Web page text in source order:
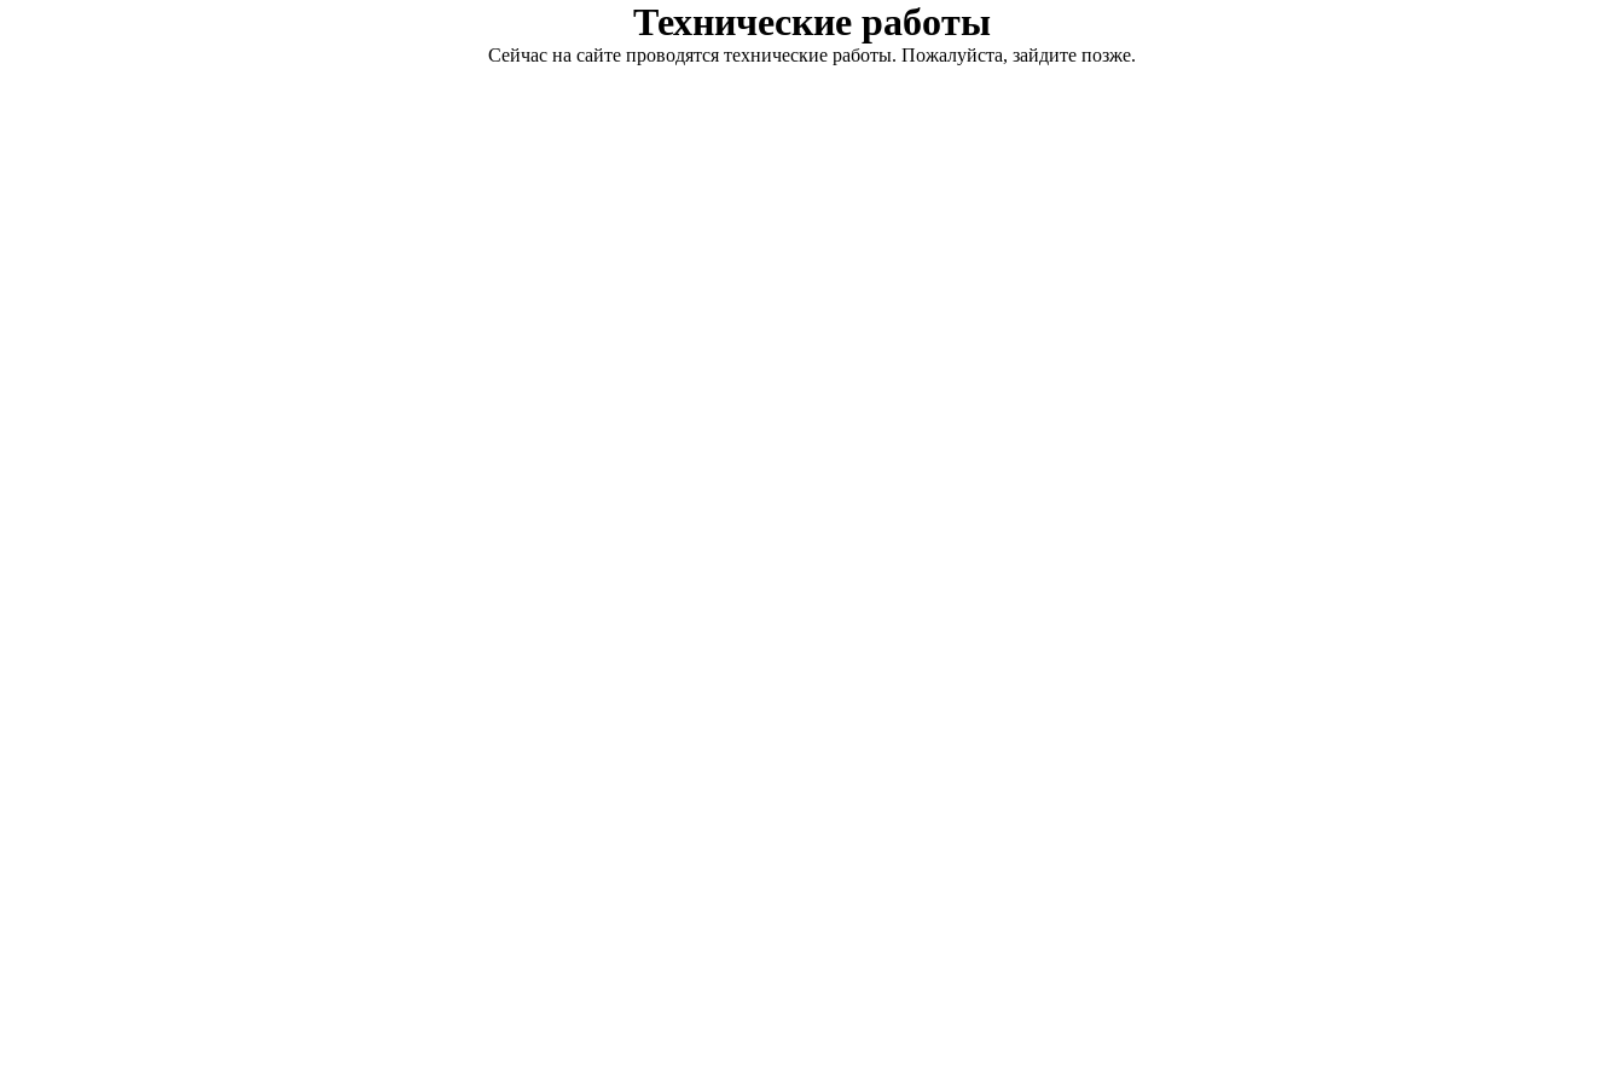
Технические работы
Сейчас на сайте проводятся технические работы. Пожалуйста, зайдите позже.